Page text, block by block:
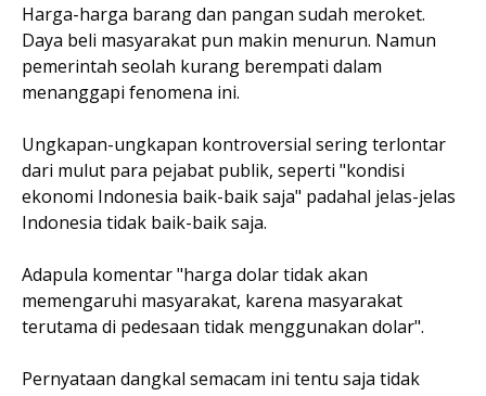
Harga-harga barang dan pangan sudah meroket.
Daya beli masyarakat pun makin menurun. Namun
pemerintah seolah kurang berempati dalam
menanggapi fenomena ini.
Ungkapan-ungkapan kontroversial sering terlontar
dari mulut para pejabat publik, seperti "kondisi
ekonomi Indonesia baik-baik saja" padahal jelas-jelas
Indonesia tidak baik-baik saja.
Adapula komentar "harga dolar tidak akan
memengaruhi masyarakat, karena masyarakat
terutama di pedesaan tidak menggunakan dolar".
Pernyataan dangkal semacam ini tentu saja tidak